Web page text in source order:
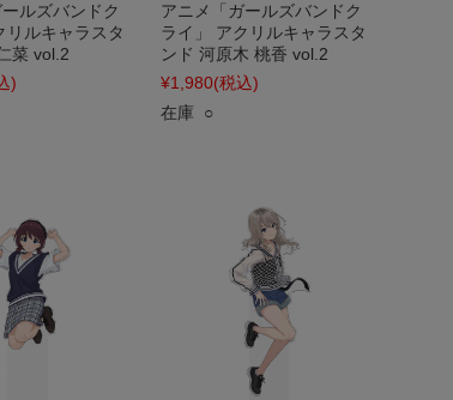
ルズバンドク
リルキャラスタ
菜 vol.2
)
アニメ「ガールズバンドク
ライ」 アクリルキャラスタ
ンド 河原木 桃香 vol.2
¥1,980(税込)
在庫 ○